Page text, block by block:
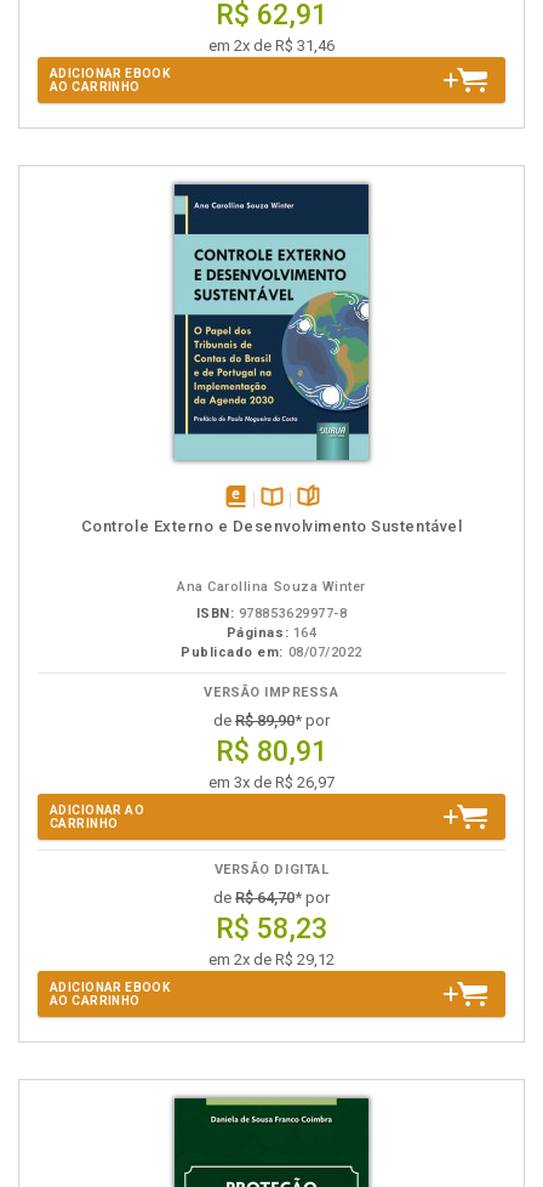
R$ 62,91
em 2x de R$ 31,46
ADICIONAR EBOOK
AO CARRINHO
disponívelDisponível
páginas
Controle Externo e Desenvolvimento Sustentável
Ana Carollina Souza Winter
ISBN: 978853629977-8
Páginas: 164
Publicado em: 08/07/2022
VERSÃO IMPRESSA
de R$ 89,90* por
R$ 80,91
em 3x de R$ 26,97
ADICIONAR AO
CARRINHO
VERSÃO DIGITAL
de R$ 64,70* por
R$ 58,23
em 2x de R$ 29,12
ADICIONAR EBOOK
AO CARRINHO